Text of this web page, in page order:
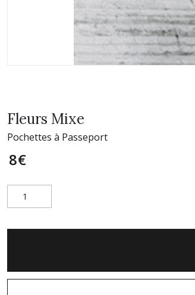
Fleurs Mixe
Pochettes à Passeport
8€